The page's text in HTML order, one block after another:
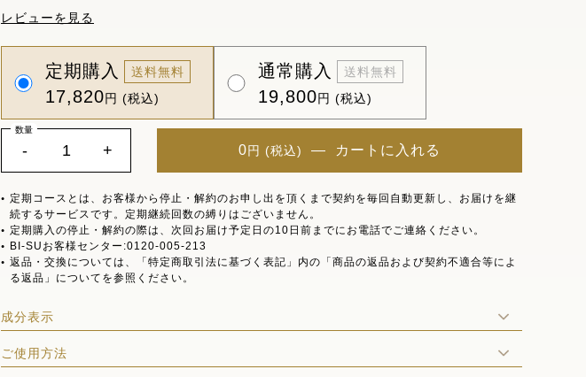
レビューを見る
定期購入 送料無料
17,820円 (税込)
通常購入 送料無料
19,800円 (税込)
-
数量
+ 0円 (税込) ― カートに入れる
定期コースとは、お客様から停止・解約のお申し出を頂くまで契約を毎回自動更新し、お届けを継
続するサービスです。定期継続回数の縛りはございません。
定期購入の停止・解約の際は、次回お届け予定日の10日前までにお電話でご連絡ください。
BI-SUお客様センター:0120-005-213
返品・交換については、「特定商取引法に基づく表記」内の「商品の返品および契約不適合等によ
る返品」についてを参照ください。
成分表示
ご使用方法